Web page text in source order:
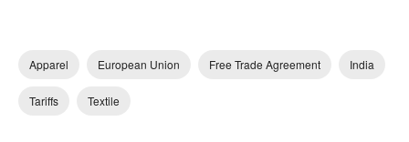
Apparel European Union Free Trade Agreement India
Tariffs Textile